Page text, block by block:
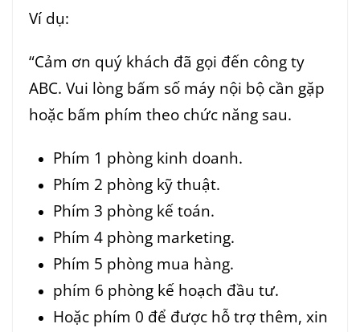
Ví dụ:
“Cảm ơn quý khách đã gọi đến công ty
ABC. Vui lòng bấm số máy nội bộ cần gặp
hoặc bấm phím theo chức năng sau.
Phím 1 phòng kinh doanh.
Phím 2 phòng kỹ thuật.
Phím 3 phòng kế toán.
Phím 4 phòng marketing.
Phím 5 phòng mua hàng.
phím 6 phòng kế hoạch đầu tư.
Hoặc phím 0 để được hỗ trợ thêm, xin